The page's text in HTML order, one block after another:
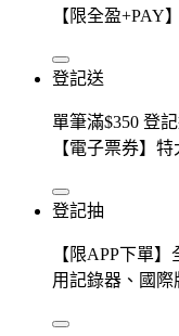
【限全盈+PAY
登記送
單筆滿$350 登
【電子票券】
登記抽
【限APP下單
用記錄器、國